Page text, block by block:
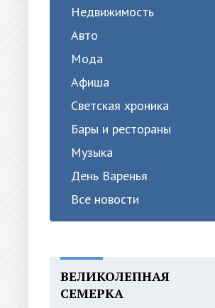
Недвижимость
Авто
Мода
Афиша
Светская хроника
Бары и рестораны
Музыка
День Варенья
Все новости
ВЕЛИКОЛЕПНАЯ
СЕМЕРКА